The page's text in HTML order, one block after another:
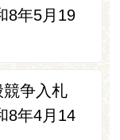
8年5月19
競争入札
8年4月14